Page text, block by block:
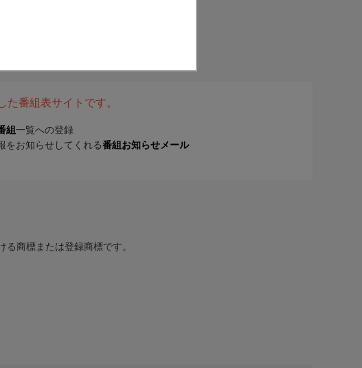
番組表サイトです。
組一覧への登録
をお知らせしてくれる番組お知らせメール
商標または登録商標です。